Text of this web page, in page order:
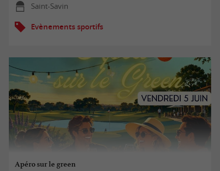
Saint-Savin
Evènements sportifs
Apéro sur le green